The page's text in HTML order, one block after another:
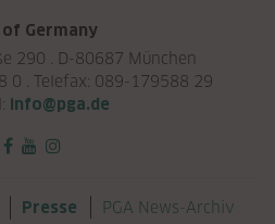
of Germany
290 . D-80687 München
0 . Telefax: 089-179588 29
info@pga.de
Presse
PGA News-Archiv